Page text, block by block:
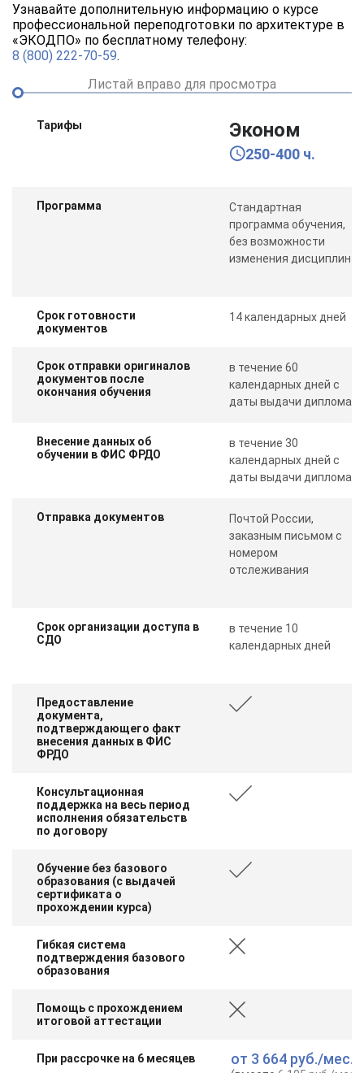
Узнавайте дополнительную информацию о курсе
профессиональной переподготовки по архитектуре в
«ЭКОДПО» по бесплатному телефону:
8 (800) 222-70-59.
Листай вправо для просмотра
Тарифы Эконом
250-400 ч.
Программа
Стандартная
программа обучения,
без возможности
изменения дисциплин
Срок готовности
документов
14 календарных дней
Срок отправки оригиналов
документов после
окончания обучения
в течение 60
календарных дней с
даты выдачи диплома
Внесение данных об
обучении в ФИС ФРДО
в течение 30
календарных дней с
даты выдачи диплома
Отправка документов
Почтой России,
заказным письмом с
номером
отслеживания
Срок организации доступа в
СДО
в течение 10
календарных дней
Предоставление
документа,
подтверждающего факт
внесения данных в ФИС
ФРДО
Консультационная
поддержка на весь период
исполнения обязательств
по договору
Обучение без базового
образования (с выдачей
сертификата о
прохождении курса)
Гибкая система
подтверждения базового
образования
Помощь с прохождением
итоговой аттестации
При рассрочке на 6 месяцев от 3 664 руб./мес.